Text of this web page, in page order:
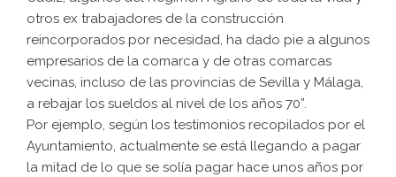
otros ex trabajadores de la construcción
reincorporados por necesidad, ha dado pie a algunos
empresarios de la comarca y de otras comarcas
vecinas, incluso de las provincias de Sevilla y Málaga,
a rebajar los sueldos al nivel de los años 70”.
Por ejemplo, según los testimonios recopilados por el
Ayuntamiento, actualmente se está llegando a pagar
la mitad de lo que se solía pagar hace unos años por